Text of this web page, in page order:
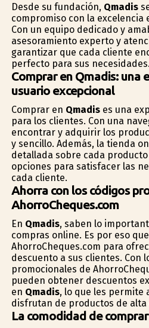
Desde su fundación, Qmadis
compromiso con la excelencia
Con un equipo dedicado y
asesoramiento experto y
garantizar que cada cliente
perfecto para sus necesidades.
Comprar en Qmadis: una
usuario excepcional
Comprar en Qmadises una
para los clientes. Con una
encontrar y adquirir los
y sencillo. Además, la tienda
detallada sobre cada
opciones para satisfacer las
cada cliente.
Ahorra con los códigos
AhorroCheques.com
En Qmadis, saben lo
compras online. Es por eso
AhorroCheques.com para
descuento a sus clientes. Con
promocionales de
pueden obtener descuentos
en Qmadis, lo que les permite
disfrutan de productos de alta
La comodidad de